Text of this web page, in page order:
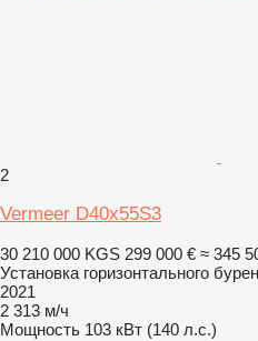
2
Vermeer D40x55S3
30 210 000 KGS 299 000 € ≈ 345
Установка горизонтального
2021
2 313 м/ч
Мощность 103 кВт (140 л.с.)